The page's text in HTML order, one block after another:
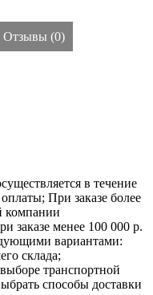
Отзывы (0)
в течение
При заказе более
компании
заказе менее 100 000 р.
вариантами:
склада;
транспортной
способы доставки